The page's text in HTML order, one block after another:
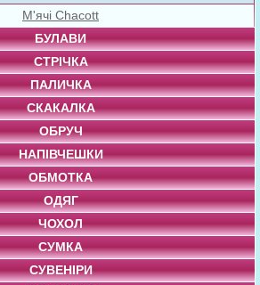
М'ячі Chacott
БУЛАВИ
СТРІЧКА
ПАЛИЧКА
СКАКАЛКА
ОБРУЧ
НАПІВЧЕШКИ
ОБМОТКА
ОДЯГ
ЧОХОЛ
СУМКА
СУВЕНІРИ